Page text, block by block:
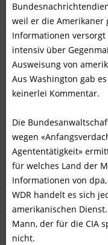
weil er die Amerikaner
Informationen
intensiv über
Ausweisung von
Aus Washington gab
keinerlei Kommentar.
Die
wegen
Agententätigkeit»
für welches Land der
Informationen von
WDR handelt es sich
amerikanischen
Mann, der für die CIA
nicht.